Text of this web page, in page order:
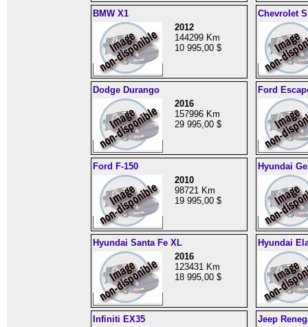
BMW X1
2012
144299 Km
10 995,00 $
Chevrolet
Dodge Durango
2016
157996 Km
29 995,00 $
Ford
Ford F-150
2010
98721 Km
19 995,00 $
Hyundai
Hyundai Santa Fe XL
2016
123431 Km
18 995,00 $
Hyundai
Infiniti EX35
Jeep